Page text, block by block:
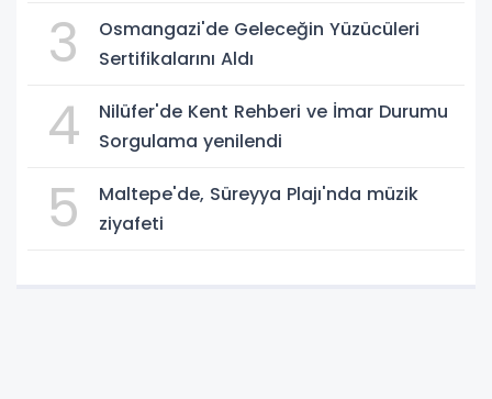
3
Osmangazi'de Geleceğin Yüzücüleri
Sertifikalarını Aldı
4
Nilüfer'de Kent Rehberi ve İmar Durumu
Sorgulama yenilendi
5
Maltepe'de, Süreyya Plajı'nda müzik
ziyafeti